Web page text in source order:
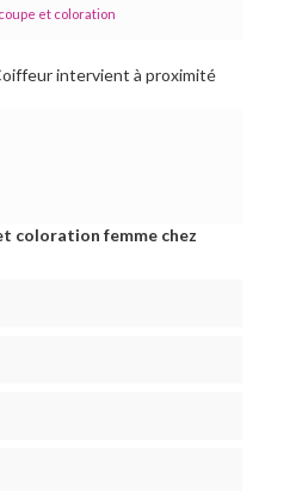
et coloration
intervient à proximité
coloration femme chez